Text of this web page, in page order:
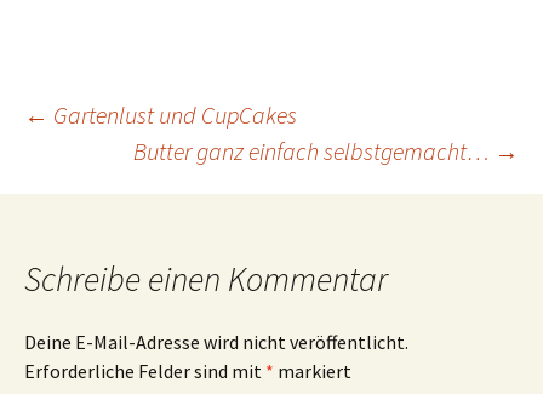
Beitragsnavigation
← Gartenlust und CupCakes
Butter ganz einfach selbstgemacht… →
Schreibe einen Kommentar
Deine E-Mail-Adresse wird nicht veröffentlicht.
Erforderliche Felder sind mit * markiert